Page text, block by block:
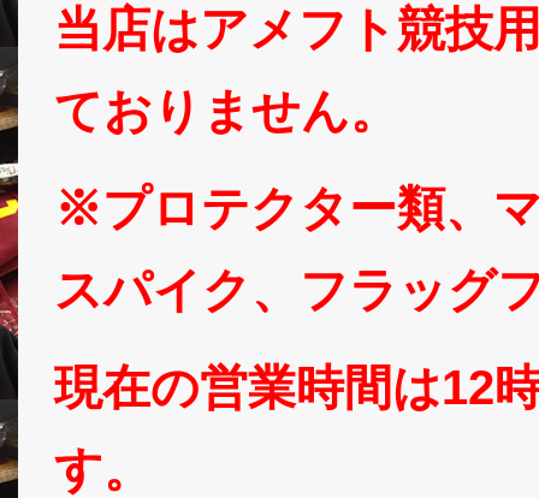
当店はアメフト競技
ておりません。
※プロテクター類、
スパイク、フラッグ
現在の営業時間は12
す。